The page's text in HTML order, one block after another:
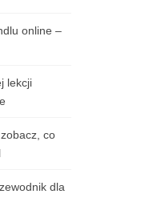
online –
lekcji
co
dla